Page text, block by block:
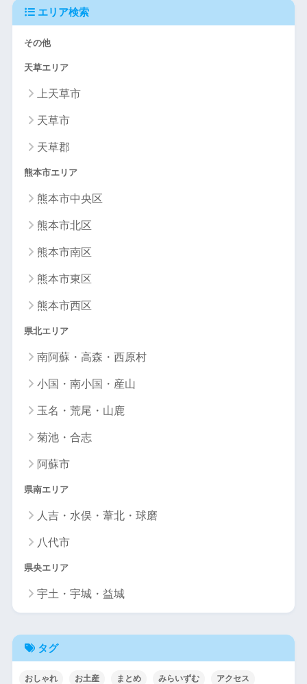
エリア検索
その他
天草エリア
上天草市
天草市
天草郡
熊本市エリア
熊本市中央区
熊本市北区
熊本市南区
熊本市東区
熊本市西区
県北エリア
南阿蘇・高森・西原村
小国・南小国・産山
玉名・荒尾・山鹿
菊池・合志
阿蘇市
県南エリア
人吉・水俣・葦北・球磨
八代市
県央エリア
宇土・宇城・益城
タグ
おしゃれ お土産 まとめ みらいずむ アクセス